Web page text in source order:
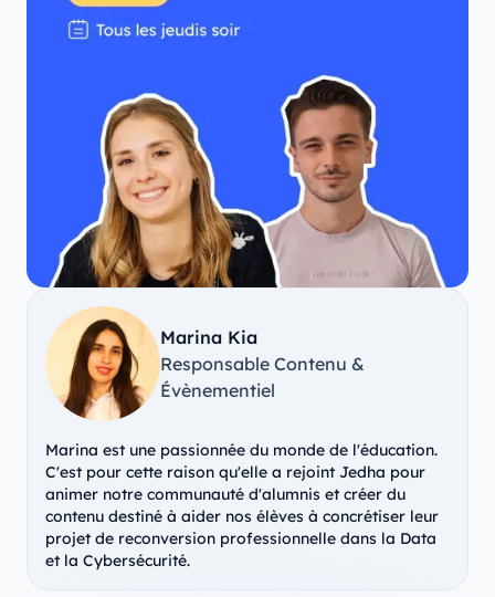
Marina Kia
Responsable Contenu &
Évènementiel
Marina est une passionnée du monde de l'éducation.
C'est pour cette raison qu'elle a rejoint Jedha pour
animer notre communauté d'alumnis et créer du
contenu destiné à aider nos élèves à concrétiser leur
projet de reconversion professionnelle dans la Data
et la Cybersécurité.